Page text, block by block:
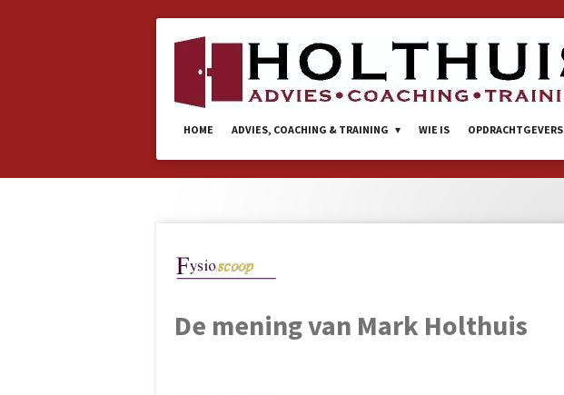
HOME ADVIES, COACHING & TRAINING WIE IS OPDRACHTGEVERS
De mening van Mark Holthuis